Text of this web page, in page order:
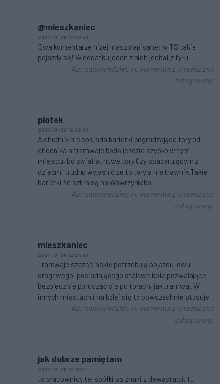
@mieszkaniec
2021-10-26 12:42:50
Dwa komentarze niżej masz napisane: w TS takie
pojazdy są! W dodatku jeden z nich jechał z tyłu.
Aby odpowiedzieć na komentarz, musisz być
zalogowany.
plotek
2021-10-26 12:42:06
A chodnik nie posiada barierki odgradzające tory od
chodnika a tramwaje będą jeździć szybko w tym
miejscu, bo swiatla, nowe tory.Czy spacerującym z
dziećmi trudno wyjaśnić że to tory a nie trawnik.Takie
barierki że szkła są na Wawrzyniaka.
Aby odpowiedzieć na komentarz, musisz być
zalogowany.
mieszkaniec
2021-10-26 12:24:33
Tramwaje szczecińskie potrzebują pojazdu "dwu
drogowego" posiadającego stalowe koła pozwalające
bezpiecznie poruszać się po torach, jak tramwaj. W
innych miastach i na kolei się to powszechnie stosuje.
Aby odpowiedzieć na komentarz, musisz być
zalogowany.
jak dobrze pamiętam
2021-10-26 12:18:01
to pracownicy tej spółki są znani z dewastacji, tu